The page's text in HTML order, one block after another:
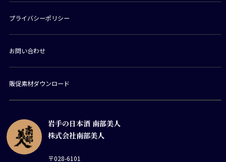
岩手の日本酒 南部美人
株式会社南部美人
〒028-6101
プライバシーポリシー
お問い合わせ
販促素材ダウンロード